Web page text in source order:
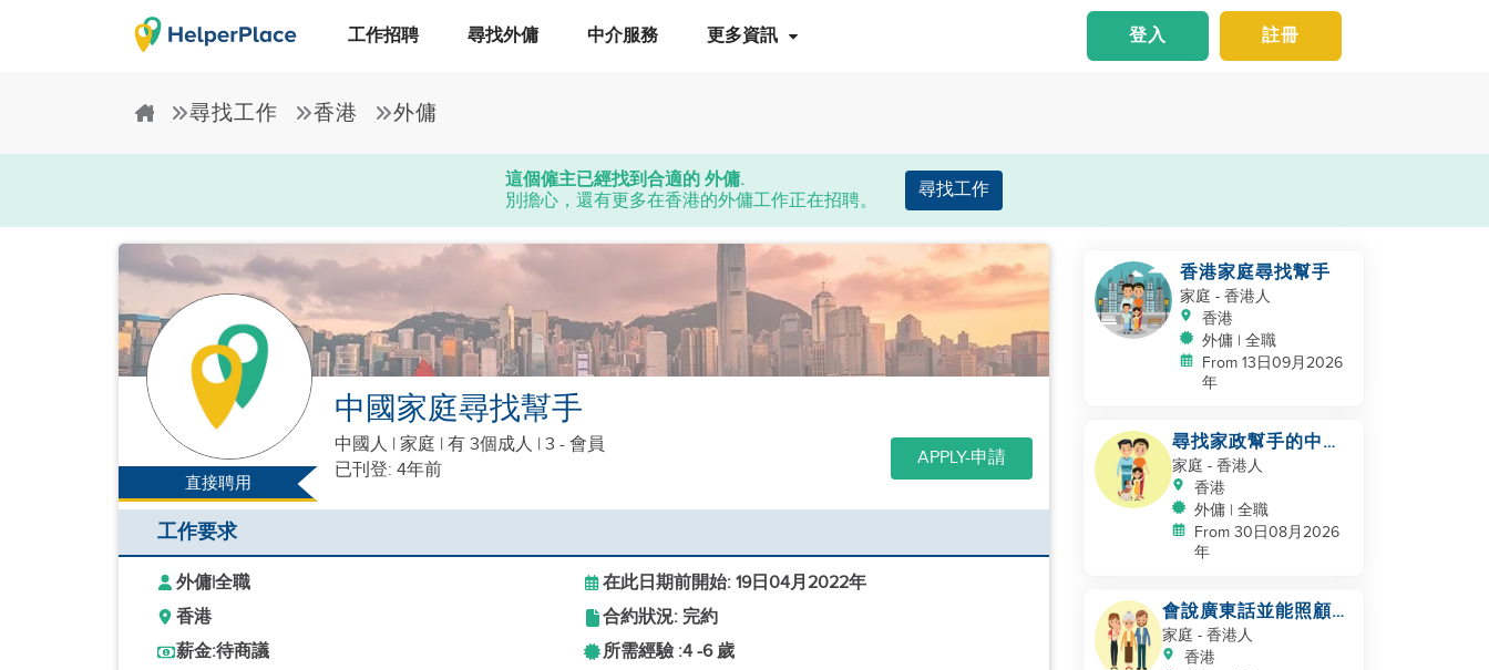
工作招聘 尋找外傭 中介服務 更多資訊 註冊
登入
尋找工作 香港 外傭
這個僱主已經找到合適的 外傭.
別擔心，還有更多在香港的外傭工作正在招聘。
尋找工作
直接聘用
中國家庭尋找幫手
中國人 | 家庭 | 有 3個成人 | 3 - 會員
已刊登: 4年前
APPLY-申請
工作要求
外傭|全職
在此日期前開始: 19日04月2022年
香港
合約狀況: 完約
薪金:待商議 所需經驗 :4 -6 歲
香港家庭尋找幫手
家庭 - 香港人
香港
外傭 | 全職
From 13日09月2026
年
尋找家政幫手的中國
家庭
家庭 - 香港人
香港
外傭 | 全職
From 30日08月2026
年
會說廣東話並能照顧的
家庭幫手
家庭 - 香港人
香港